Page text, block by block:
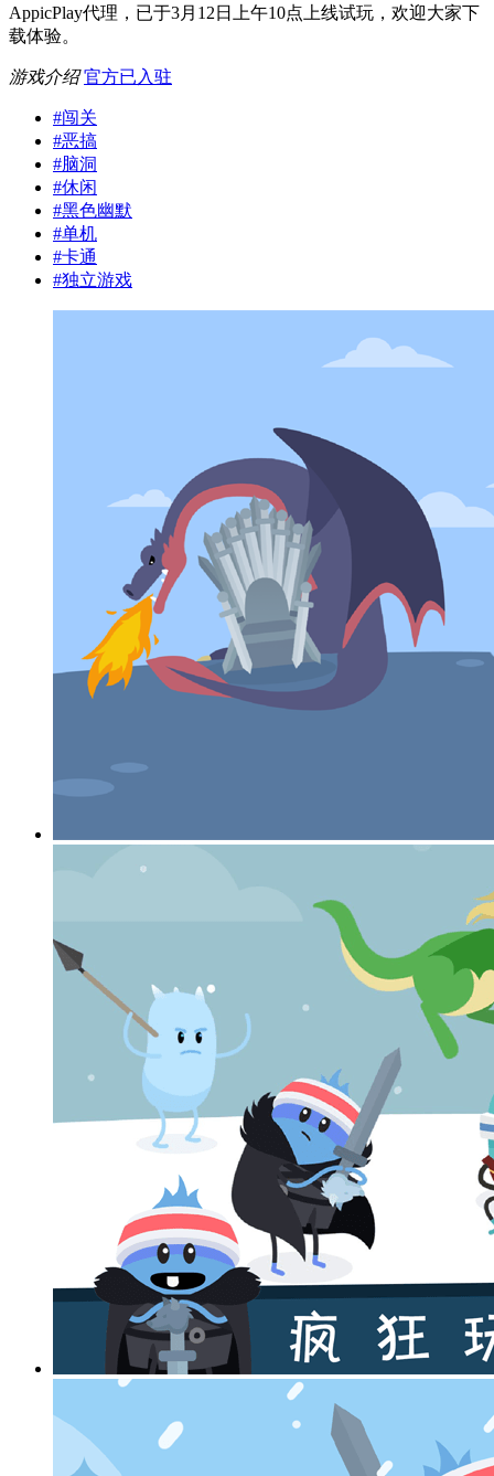
AppicPlay代理，已于3月12日上午10点上线试玩，欢迎大家下
载体验。
游戏介绍 官方已入驻
#闯关
#恶搞
#脑洞
#休闲
#黑色幽默
#单机
#卡通
#独立游戏